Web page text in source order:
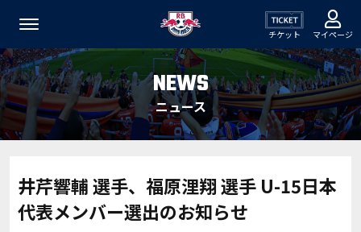
チケット マイページ
NEWS
ニュース
井芹響輔 選手、福原浬翔 選手 U-15日本
代表メンバー選出のお知らせ